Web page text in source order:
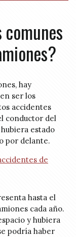
comunes
hay
ser los
accidentes
conductor del
estado
por delante.
de
hasta el
cada año.
y hubiera
podría haber